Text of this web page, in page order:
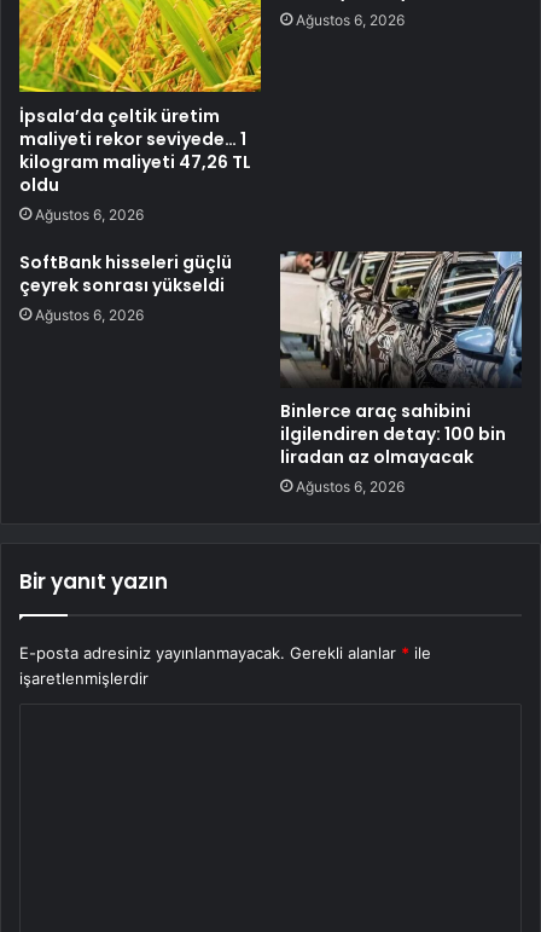
İpsala’da çeltik üretim
maliyeti rekor seviyede… 1
kilogram maliyeti 47,26 TL
oldu
Ağustos 6, 2026
Ağustos 6, 2026
SoftBank hisseleri güçlü
çeyrek sonrası yükseldi
Ağustos 6, 2026
Binlerce araç sahibini
ilgilendiren detay: 100 bin
liradan az olmayacak
Ağustos 6, 2026
Bir yanıt yazın
E-posta adresiniz yayınlanmayacak. Gerekli alanlar * ile
işaretlenmişlerdir